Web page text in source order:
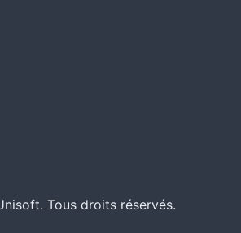
Tous droits réservés.